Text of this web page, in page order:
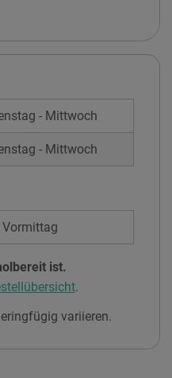
- Mittwoch
- Mittwoch
ist.
.
variieren.